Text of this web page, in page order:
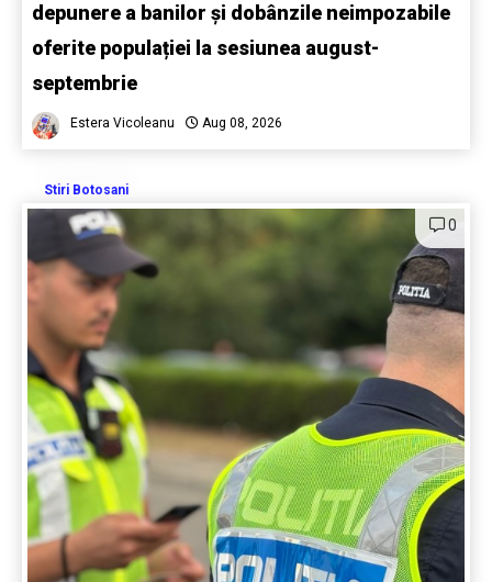
depunere a banilor și dobânzile neimpozabile
oferite populației la sesiunea august-
septembrie
Estera Vicoleanu Aug 08, 2026
Stiri Botosani
0